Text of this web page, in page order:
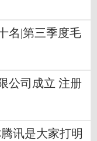
名|第三季度毛
公司成立 注册
讯是大家打明